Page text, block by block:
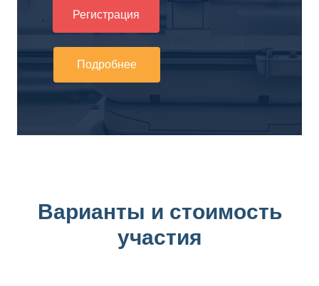
Регистрация
Подробнее
Варианты и стоимость
участия